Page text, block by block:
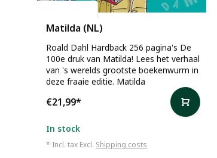
Matilda (NL)
Roald Dahl Hardback 256 pagina's De
100e druk van Matilda! Lees het verhaal
van 's werelds grootste boekenwurm in
deze fraaie editie. Matilda
€21,99*
In stock
* Incl. tax Excl. Shipping costs